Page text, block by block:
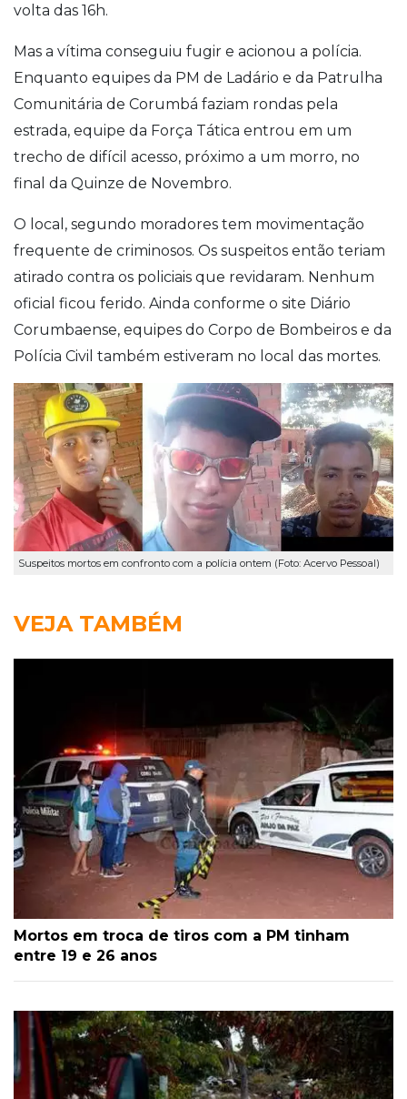
volta das 16h.
Mas a vítima conseguiu fugir e acionou a polícia.
Enquanto equipes da PM de Ladário e da Patrulha
Comunitária de Corumbá faziam rondas pela
estrada, equipe da Força Tática entrou em um
trecho de difícil acesso, próximo a um morro, no
final da Quinze de Novembro.
O local, segundo moradores tem movimentação
frequente de criminosos. Os suspeitos então teriam
atirado contra os policiais que revidaram. Nenhum
oficial ficou ferido. Ainda conforme o site Diário
Corumbaense, equipes do Corpo de Bombeiros e da
Polícia Civil também estiveram no local das mortes.
Suspeitos mortos em confronto com a polícia ontem (Foto: Acervo Pessoal)
VEJA TAMBÉM
Mortos em troca de tiros com a PM tinham
entre 19 e 26 anos